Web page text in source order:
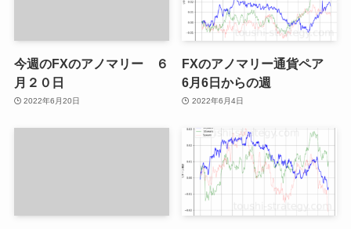
今週のFXのアノマリー ６
月２０日
2022年6月20日
FXのアノマリー通貨ペア
6月6日からの週
2022年6月4日